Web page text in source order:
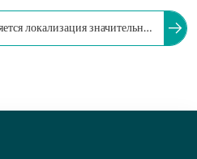
локализация значительной